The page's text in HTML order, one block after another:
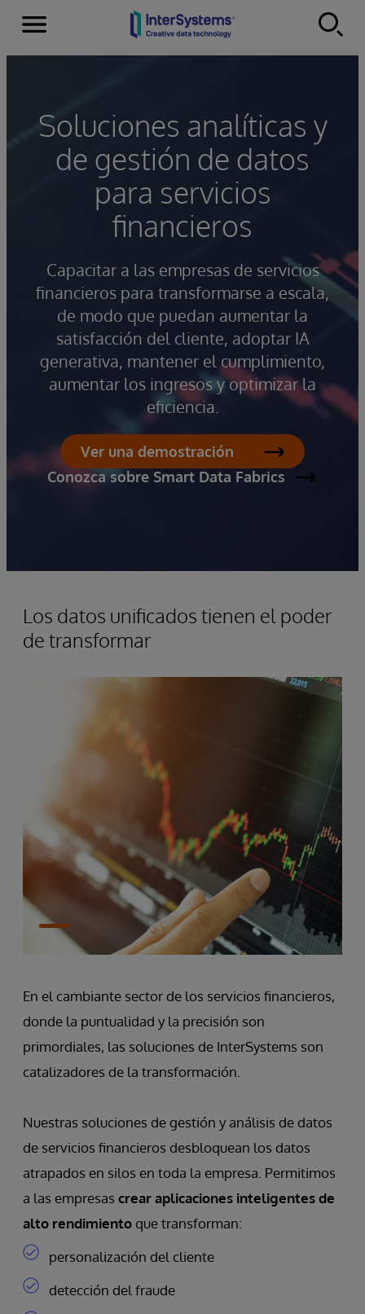
Skip to content
Secciones
Soluciones analíticas y
de gestión de datos
para servicios
financieros
Capacitar a las empresas de servicios
financieros para transformarse a escala,
de modo que puedan aumentar la
satisfacción del cliente, adoptar IA
generativa, mantener el cumplimiento,
aumentar los ingresos y optimizar la
eficiencia.
Ver una demostración
Conozca sobre Smart Data Fabrics
Los datos unificados tienen el poder
de transformar
En el cambiante sector de los servicios financieros,
donde la puntualidad y la precisión son
primordiales, las soluciones de InterSystems son
catalizadores de la transformación.
Nuestras soluciones de gestión y análisis de datos
de servicios financieros desbloquean los datos
atrapados en silos en toda la empresa. Permitimos
a las empresas crear aplicaciones inteligentes de
alto rendimiento que transforman:
personalización del cliente
detección del fraude